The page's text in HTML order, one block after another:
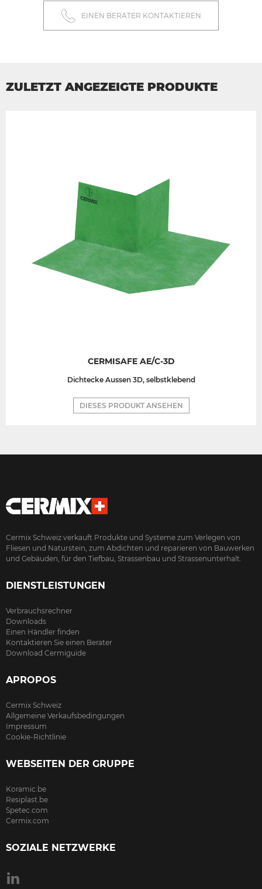
EINEN BERATER KONTAKTIEREN
ZULETZT ANGEZEIGTE PRODUKTE
CERMISAFE AE/C-3D
Dichtecke Aussen 3D, selbstklebend
DIESES PRODUKT ANSEHEN
Cermix Schweiz verkauft Produkte und Systeme zum Verlegen von
Fliesen und Naturstein, zum Abdichten und reparieren von Bauwerken
und Gebäuden, für den Tiefbau, Strassenbau und Strassenunterhalt.
DIENSTLEISTUNGEN
Verbrauchsrechner
Downloads
Einen Händler finden
Kontaktieren Sie einen Berater
Download Cermiguide
APROPOS
Cermix Schweiz
Allgemeine Verkaufsbedingungen
Impressum
Cookie-Richtlinie
WEBSEITEN DER GRUPPE
Koramic.be
Resiplast.be
Spetec.com
Cermix.com
SOZIALE NETZWERKE